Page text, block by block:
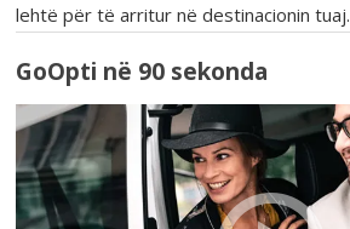
lehtë për të arritur në destinacionin tuaj.
GoOpti në 90 sekonda